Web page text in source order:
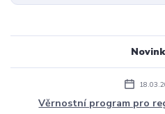
Věrnostní program pro